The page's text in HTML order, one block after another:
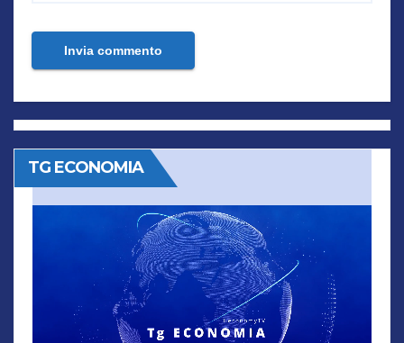
TG ECONOMIA